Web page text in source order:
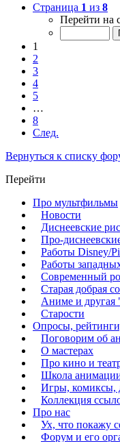
Страница 1 из 8
Перейти на
1
2
3
4
5
…
8
След.
Вернуться к списку
Перейти
Про мультфильмы
Новости
Диснеевские
Про-
Работы Disney/
Работы
Современный
Старая добрая
Аниме и другая
Старости
Опросы,
Поговорим об
О мастерах
Про кино и
Школа
Игры, комиксы,
Коллекция
Про нас
Ух, что покажу
Форум и его